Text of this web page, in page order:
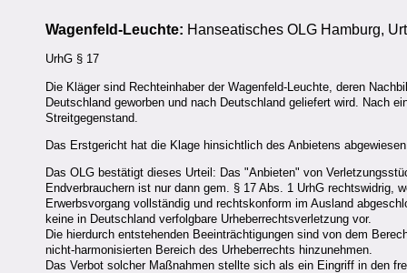
Wagenfeld-Leuchte: Hanseatisches OLG Hamburg,
UrhG § 17
Die Kläger sind Rechteinhaber der Wagenfeld-Leuchte, deren
Deutschland geworben und nach Deutschland geliefert wird. Nach
Streitgegenstand.
Das Erstgericht hat die Klage hinsichtlich des Anbietens
Das OLG bestätigt dieses Urteil: Das "Anbieten" von
Endverbrauchern ist nur dann gem. § 17 Abs. 1 UrhG rechtswidrig,
Erwerbsvorgang vollständig und rechtskonform im Ausland
keine in Deutschland verfolgbare Urheberrechtsverletzung vor.
Die hierdurch entstehenden Beeinträchtigungen sind von dem
nicht-harmonisierten Bereich des Urheberrechts hinzunehmen.
Das Verbot solcher Maßnahmen stellte sich als ein Eingriff in den